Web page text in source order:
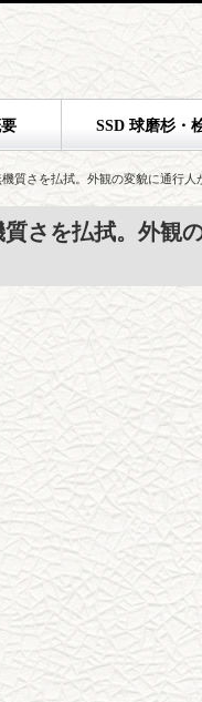
SSD 球磨杉・
質さを払拭。外観の変貌に通行人
さを払拭。外観